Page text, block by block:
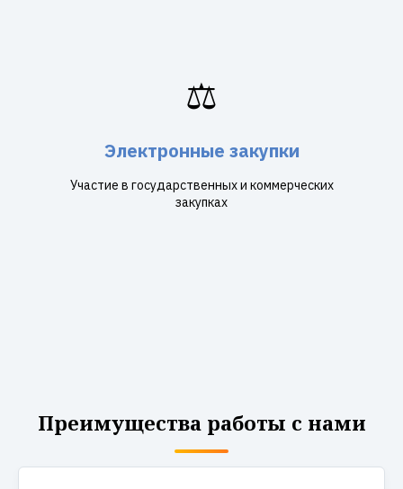
⚖️
Электронные закупки
Участие в государственных и коммерческих
закупках
Преимущества работы с нами